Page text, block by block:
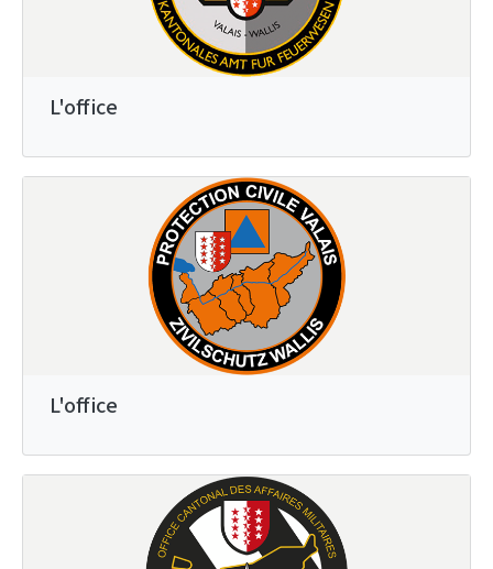
L'office
L'office